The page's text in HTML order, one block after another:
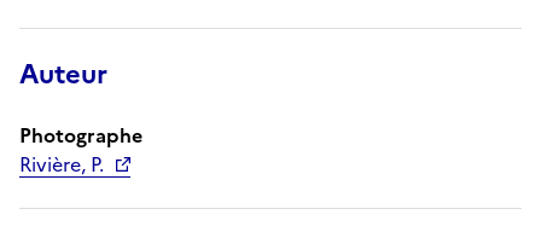
Auteur
Photographe
Rivière, P.